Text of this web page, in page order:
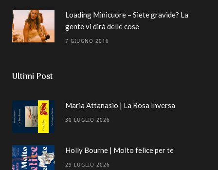
Loading Minicuore – Siete gravide? La
gente vi dirà delle cose
7 GIUGNO 2016
Ultimi Post
Maria Attanasio | La Rosa Inversa
30 LUGLIO 2026
Holly Bourne | Molto felice per te
29 LUGLIO 2026